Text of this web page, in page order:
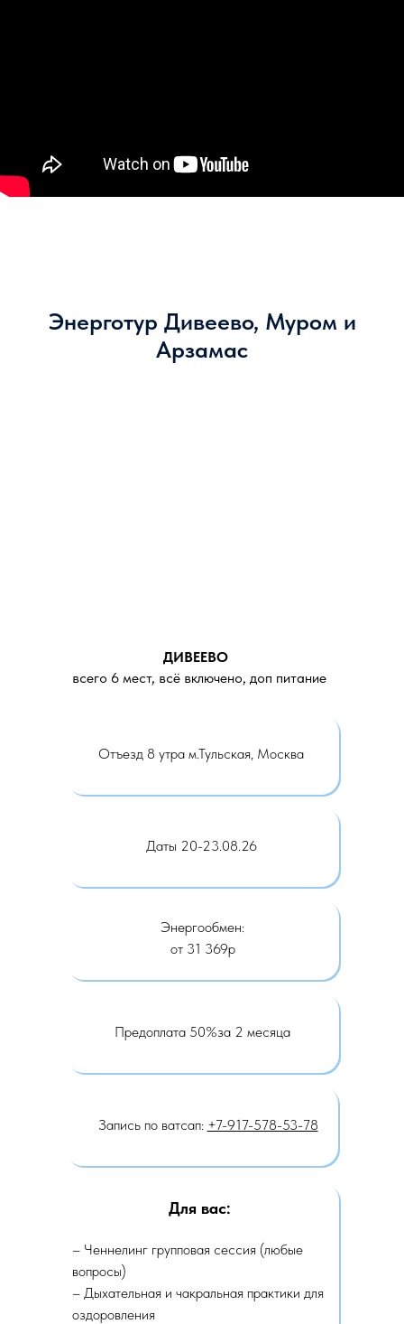
Энерготур Дивеево, Муром и
Арзамас
ДИВЕЕВО
Даты 20-23.08.26
Для вас:
– Ченнелинг групповая сессия (любые
вопросы)
– Дыхательная и чакральная практики для
оздоровления
Отъезд 8 утра м.Тульская, Москва
Энергообмен:
от 31 369р
Предоплата 50%за 2 месяца
Запись по ватсап: +7-917-578-53-78
всего 6 мест, всё включено, доп питание